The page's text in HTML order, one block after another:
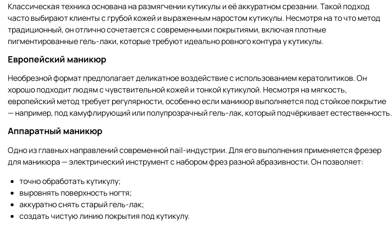
Классическая техника основана на размягчении кутикулы и её аккуратном срезании. Такой подход
часто выбирают клиенты с грубой кожей и выраженным наростом кутикулы. Несмотря на то что метод
традиционный, он отлично сочетается с современными покрытиями, включая плотные
пигментированные гель-лаки, которые требуют идеально ровного контура у кутикулы.
Европейский маникюр
Необрезной формат предполагает деликатное воздействие с использованием кератолитиков. Он
хорошо подходит людям с чувствительной кожей и тонкой кутикулой. Несмотря на мягкость,
европейский метод требует регулярности, особенно если маникюр выполняется под стойкое покрытие
— например, под камуфлирующий или полупрозрачный гель-лак, который подчёркивает естественность.
Аппаратный маникюр
Одно из главных направлений современной nail-индустрии. Для его выполнения применяется фрезер
для маникюра — электрический инструмент с набором фрез разной абразивности. Он позволяет:
точно обработать кутикулу;
выровнять поверхность ногтя;
аккуратно снять старый гель-лак;
создать чистую линию покрытия под кутикулу.